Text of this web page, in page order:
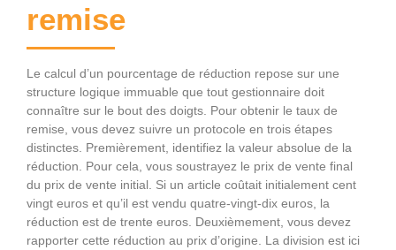
remise
Le calcul d’un pourcentage de réduction repose sur une
structure logique immuable que tout gestionnaire doit
connaître sur le bout des doigts. Pour obtenir le taux de
remise, vous devez suivre un protocole en trois étapes
distinctes. Premièrement, identifiez la valeur absolue de la
réduction. Pour cela, vous soustrayez le prix de vente final
du prix de vente initial. Si un article coûtait initialement cent
vingt euros et qu’il est vendu quatre-vingt-dix euros, la
réduction est de trente euros. Deuxièmement, vous devez
rapporter cette réduction au prix d’origine. La division est ici